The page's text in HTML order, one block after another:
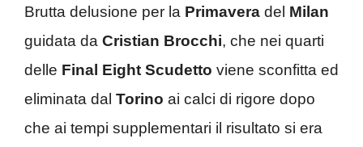
Brutta delusione per la Primavera del Milan
guidata da Cristian Brocchi, che nei quarti
delle Final Eight Scudetto viene sconfitta ed
eliminata dal Torino ai calci di rigore dopo
che ai tempi supplementari il risultato si era